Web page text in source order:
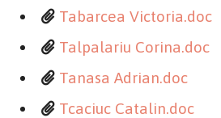
Tabarcea Victoria.doc
Talpalariu Corina.doc
Tanasa Adrian.doc
Tcaciuc Catalin.doc